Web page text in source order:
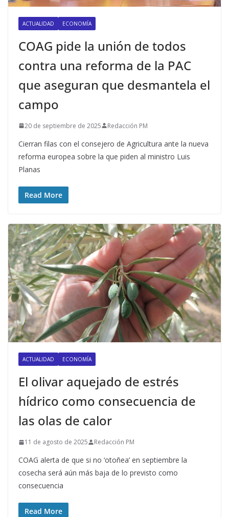
ACTUALIDAD ECONOMÍA
COAG pide la unión de todos
contra una reforma de la PAC
que aseguran que desmantela el
campo
20 de septiembre de 2025 Redacción PM
Cierran filas con el consejero de Agricultura ante la nueva
reforma europea sobre la que piden al ministro Luis
Planas
Read More
ACTUALIDAD ECONOMÍA
El olivar aquejado de estrés
hídrico como consecuencia de
las olas de calor
11 de agosto de 2025 Redacción PM
COAG alerta de que si no ‘otoñea’ en septiembre la
cosecha será aún más baja de lo previsto como
consecuencia
Read More